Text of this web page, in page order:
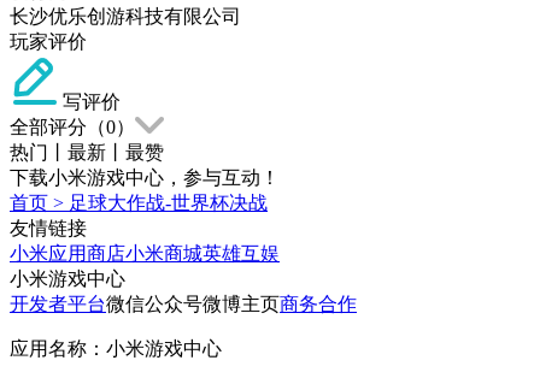
长沙优乐创游科技有限公司
玩家评价
写评价
全部评分（0）
热门
最新
最赞
下载小米游戏中心，参与互动！
首页 > 足球大作战-世界杯决战
友情链接
小米应用商店小米商城英雄互娱
小米游戏中心
开发者平台微信公众号微博主页商务合作
应用名称：小米游戏中心